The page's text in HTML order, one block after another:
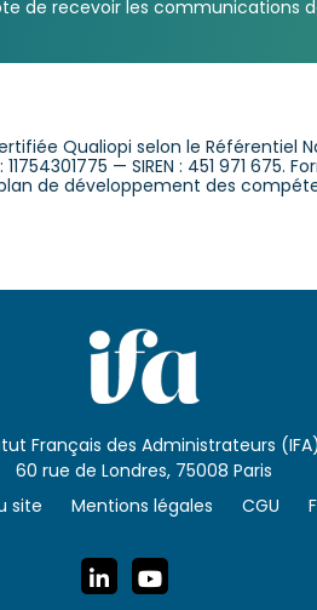
de recevoir les communications
Qualiopi selon le Référentiel
11754301775 — SIREN : 451 971
de développement des
Français des Administrateurs (IFA)
60 rue de Londres, 75008 Paris
site
Mentions légales CGU